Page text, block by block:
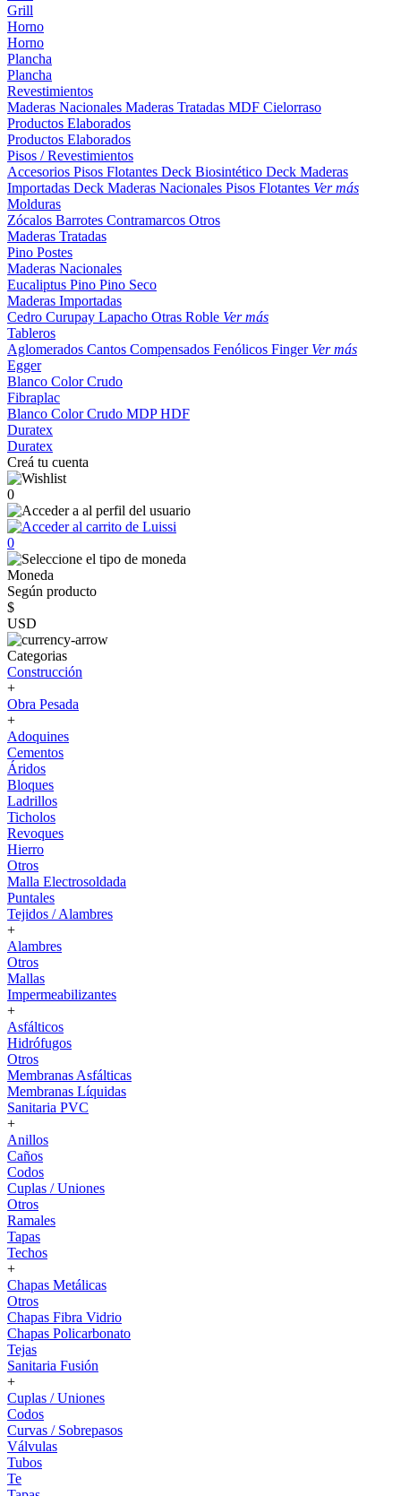
Grill
Horno
Horno
Plancha
Plancha
Revestimientos
Maderas Nacionales Maderas Tratadas MDF Cielorraso
Productos Elaborados
Productos Elaborados
Pisos / Revestimientos
Accesorios Pisos Flotantes Deck Biosintético Deck Maderas
Importadas Deck Maderas Nacionales Pisos Flotantes Ver más
Molduras
Zócalos Barrotes Contramarcos Otros
Maderas Tratadas
Pino Postes
Maderas Nacionales
Eucaliptus Pino Pino Seco
Maderas Importadas
Cedro Curupay Lapacho Otras Roble Ver más
Tableros
Aglomerados Cantos Compensados Fenólicos Finger Ver más
Egger
Blanco ColorCrudo
Fibraplac
Blanco ColorCrudo MDPHDF
Duratex
Duratex
Creá tu cuenta
0
0
Moneda
Según producto
$
USD
Categorias
Construcción
+
Obra Pesada
+
Adoquines
Cementos
Áridos
Bloques
Ladrillos
Ticholos
Revoques
Hierro
Otros
Malla Electrosoldada
Puntales
Tejidos / Alambres
+
Alambres
Otros
Mallas
Impermeabilizantes
+
Asfálticos
Hidrófugos
Otros
Membranas Asfálticas
Membranas Líquidas
Sanitaria PVC
+
Anillos
Caños
Codos
Cuplas / Uniones
Otros
Ramales
Tapas
Techos
+
Chapas Metálicas
Otros
Chapas Fibra Vidrio
Chapas Policarbonato
Tejas
Sanitaria Fusión
+
Cuplas / Uniones
Codos
Curvas / Sobrepasos
Válvulas
Tubos
Te